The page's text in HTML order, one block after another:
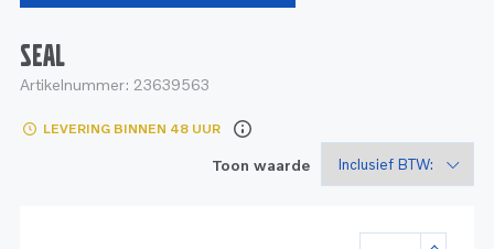
Service
Motoren
Reman - Bedrijfsvaart
SEAL
Artikelnummer: 23639563
LEVERING BINNEN 48 UUR
Toon waarde